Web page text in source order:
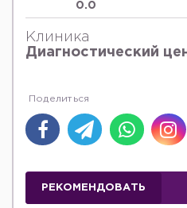
0.0
Клиника
Диагностический
РЕКОМЕНДОВАТЬ